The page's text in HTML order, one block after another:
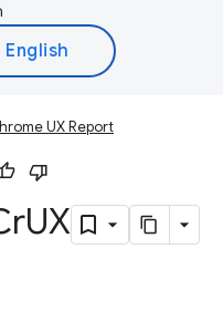
UX Report
UX